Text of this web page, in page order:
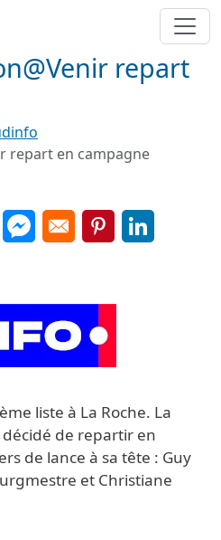
repart
repart en campagne
window
a new window
in a new window
Opens in a new window
Opens in a new
Opens in a
liste à La Roche. La
de repartir en
de lance à sa tête : Guy
et Christiane